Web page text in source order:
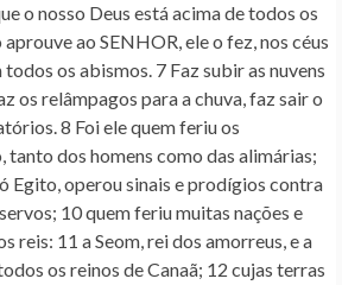
o nosso Deus está acima de todos os
ao SENHOR, ele o fez, nos céus
todos os abismos. 7 Faz subir as nuvens
os relâmpagos para a chuva, faz sair o
8 Foi ele quem feriu os
dos homens como das alimárias;
Egito, operou sinais e prodígios contra
10 quem feriu muitas nações e
reis: 11 a Seom, rei dos amorreus, e a
os reinos de Canaã; 12 cujas terras